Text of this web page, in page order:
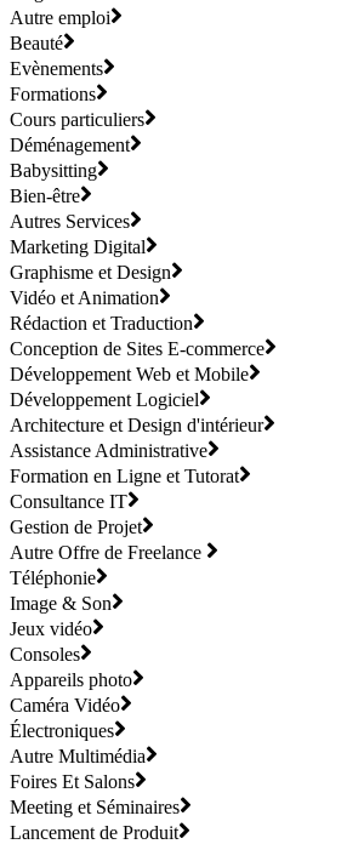
Autre emploi
Beauté
Evènements
Formations
Cours particuliers
Déménagement
Babysitting
Bien-être
Autres Services
Marketing Digital
Graphisme et Design
Vidéo et Animation
Rédaction et Traduction
Conception de Sites E-commerce
Développement Web et Mobile
Développement Logiciel
Architecture et Design d'intérieur
Assistance Administrative
Formation en Ligne et Tutorat
Consultance IT
Gestion de Projet
Autre Offre de Freelance
Téléphonie
Image & Son
Jeux vidéo
Consoles
Appareils photo
Caméra Vidéo
Électroniques
Autre Multimédia
Foires Et Salons
Meeting et Séminaires
Lancement de Produit